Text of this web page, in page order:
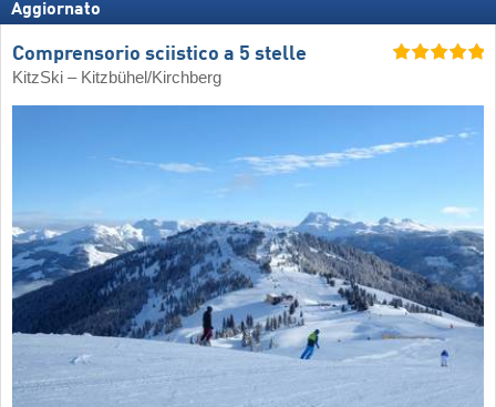
Aggiornato
Comprensorio sciistico a 5 stelle
KitzSki – Kitzbühel/​Kirchberg